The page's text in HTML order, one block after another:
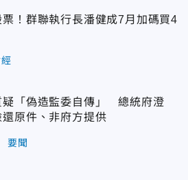
票！群聯執行長潘健成7月加碼買4
疑「偽造監委自傳」 總統府澄
還原件、非府方提供
要聞